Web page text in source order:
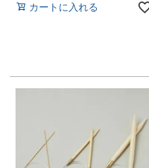
カートに入れる